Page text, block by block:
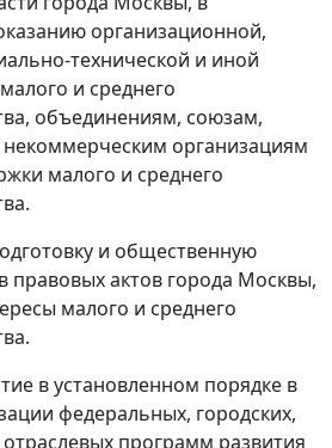
организационной,
технической и иной
и среднего
объединениям, союзам,
организациям
малого и среднего
и общественную
правовых актов города Москвы,
малого и среднего
в установленном порядке в
федеральных, городских,
программ развития